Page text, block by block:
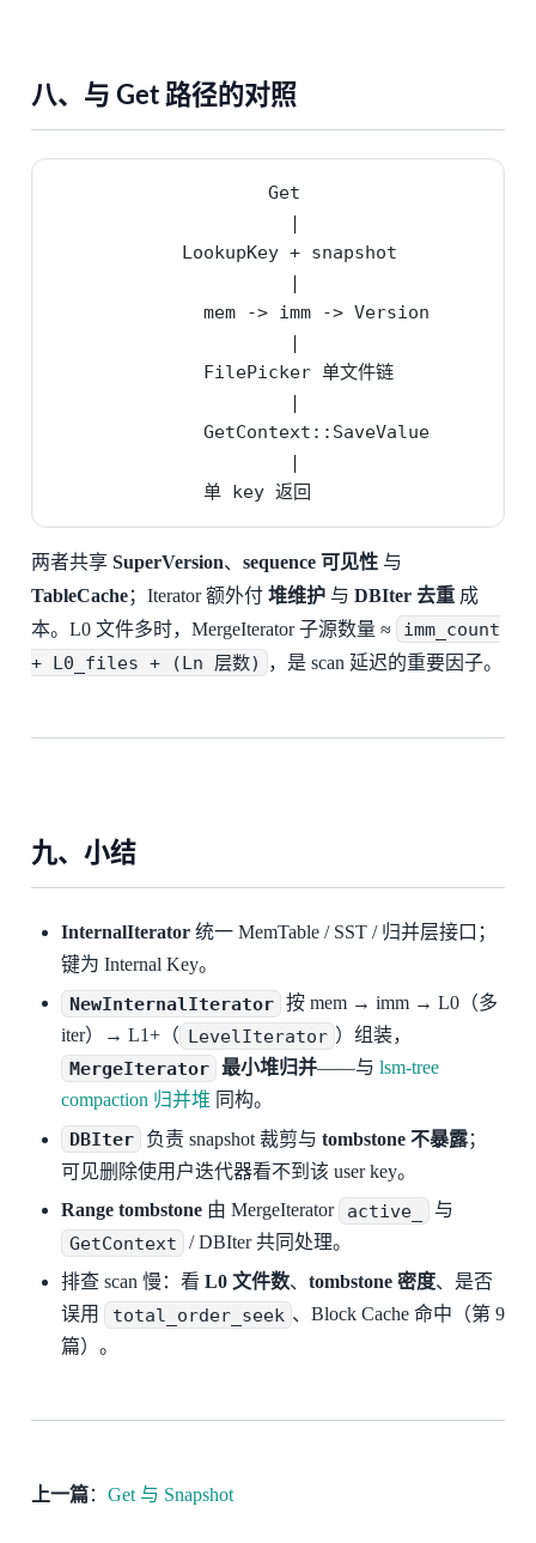
八、与 Get 路径的对照
Get
|
LookupKey + snapshot
|
mem -> imm -> Version
|
FilePicker 单文件链            全
|
GetContext::SaveValue
|
单 key 返回
两者共享 SuperVersion、 sequence 可见性与
TableCache；Iterator 额外付 堆维护与 DBIter 去重成
本。L0 文件多时，MergeIterator 子源数量 ≈
imm_count
+ L0_files + (Ln 层数)
，是 scan 延迟的重要因子。
九、小结
InternalIterator 统一 MemTable / SST / 归并层接口；
键为 Internal Key。
NewInternalIterator
按 mem → imm → L0（多
iter）→ L1+（ LevelIterator ）组装，
MergeIterator 最小堆归并——与 lsm-tree
compaction 归并堆 同构。
DBIter 负责 snapshot 裁剪与 tombstone 不暴露；
可见删除使用户迭代器看不到该 user key。
Range tombstone 由 MergeIterator active_ 与
GetContext
/ DBIter 共同处理。
排查 scan 慢：看L0 文件数、tombstone 密度、是否
误用
total_order_seek 、Block Cache 命中（第 9
篇）。
上一篇： Get 与 Snapshot